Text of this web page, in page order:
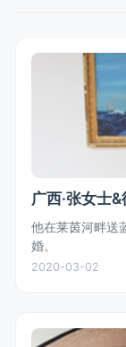
广西·张女士
他在莱茵河畔送
婚。
2020-03-02